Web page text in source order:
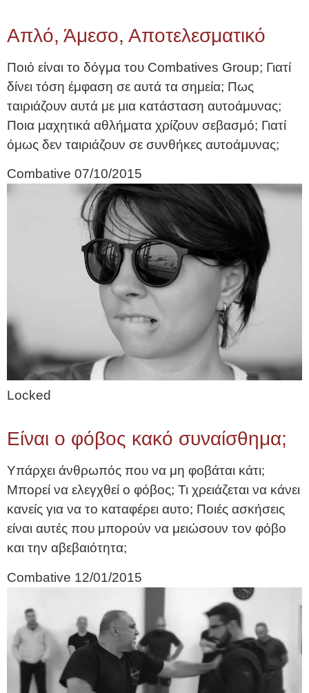
Απλό, Άμεσο, Αποτελεσματικό
Ποιό είναι το δόγμα του Combatives Group; Γιατί
δίνει τόση έμφαση σε αυτά τα σημεία; Πως
ταιριάζουν αυτά με μια κατάσταση αυτοάμυνας;
Ποια μαχητικά αθλήματα χρίζουν σεβασμό; Γιατί
όμως δεν ταιριάζουν σε συνθήκες αυτοάμυνας;
Combative 07/10/2015
Locked
Είναι ο φόβος κακό συναίσθημα;
Υπάρχει άνθρωπός που να μη φοβάται κάτι;
Μπορεί να ελεγχθεί ο φόβος; Τι χρειάζεται να κάνει
κανείς για να το καταφέρει αυτο; Ποιές ασκήσεις
είναι αυτές που μπορούν να μειώσουν τον φόβο
και την αβεβαιότητα;
Combative 12/01/2015